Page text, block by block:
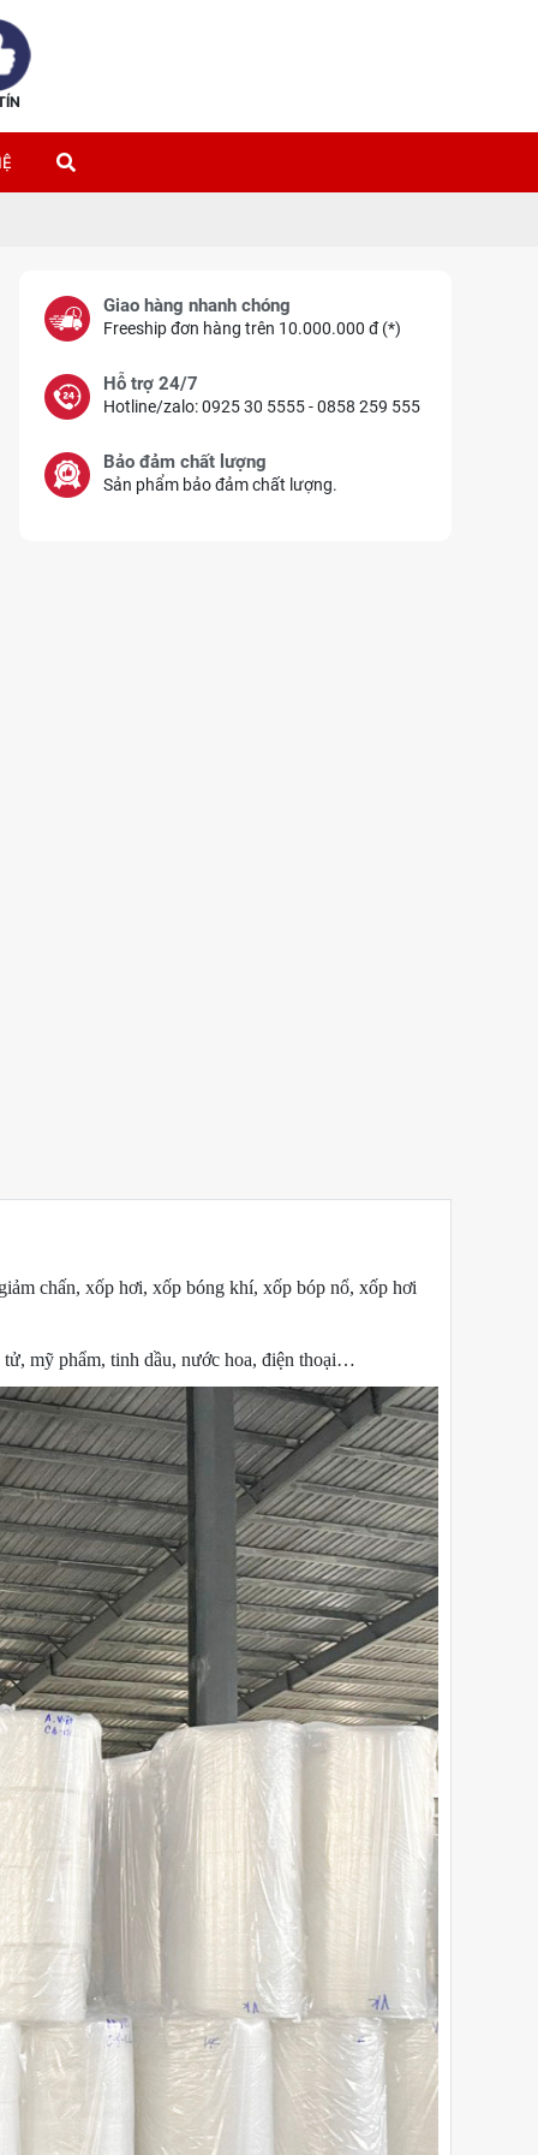
Giao hàng nhanh chóng
Freeship đơn hàng trên 10.000.000 đ (*)
Hỗ trợ 24/7
Hotline/zalo: 0925 30 5555 - 0858 259 555
Bảo đảm chất lượng
Sản phẩm bảo đảm chất lượng.
chấn, xốp hơi, xốp bóng khí, xốp bóp nổ, xốp hơi
tử, mỹ phẩm, tinh dầu, nước hoa, điện thoại…